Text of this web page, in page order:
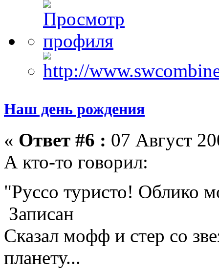
Наш день рождения
« Ответ #6 : 07 Август
А кто-то говорил:
"Руссо туристо! Облико
Записан
Сказал мофф и стер со
планету...